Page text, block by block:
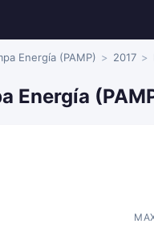
Energía (PAMP) 2017
Energía